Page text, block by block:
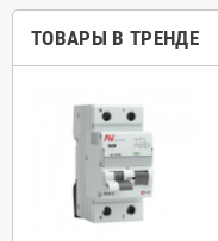
ТОВАРЫ В ТРЕНДЕ